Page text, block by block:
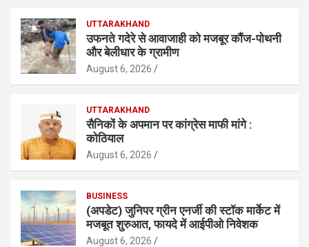
UTTARAKHAND
उफनते गदेरे से आवाजाही को मजबूर कौंज-पोथनी
और बेलीधार के ग्रामीण
August 6, 2026
UTTARAKHAND
सैनिकों के अपमान पर कांग्रेस माफी मांगे :
कोठियाल
August 6, 2026
BUSINESS
(अपडेट) जुनिपर ग्रीन एनर्जी की स्टॉक मार्केट में
मजबूत शुरुआत, फायदे में आईपीओ निवेशक
August 6, 2026